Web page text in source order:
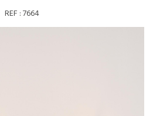
REF :7664